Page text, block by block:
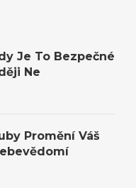
Je To Bezpečné
Ne
Promění Váš